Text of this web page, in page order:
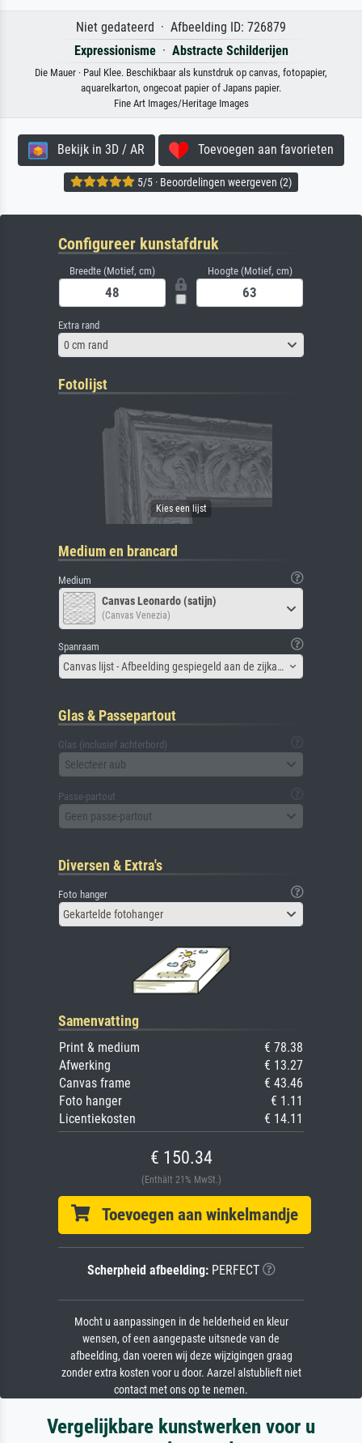
Niet gedateerd · Afbeelding ID: 726879
Expressionisme· Abstracte Schilderijen
Die Mauer · Paul Klee. Beschikbaar als kunstdruk op canvas, fotopapier,
aquarelkarton, ongecoat papier of Japans papier.
Fine Art Images/Heritage Images
Bekijk in 3D / AR Toevoegen aan favorieten
5/5 · Beoordelingen weergeven (2)
Configureer kunstafdruk
Breedte (Motief, cm) Hoogte (Motief, cm)
Extra rand
0 cm rand
Fotolijst
Medium en brancard
Medium
Canvas Leonardo (satijn)
(Canvas Venezia)
Spanraam
Canvas lijst - Afbeelding gespiegeld aan de zijkant
Glas & Passepartout
Glas (inclusief achterbord)
Selecteer aub
Passe-partout
Geen passe-partout
Diversen & Extra's
Foto hanger
Gekartelde fotohanger
Samenvatting
Print & medium
€ 78.38
Afwerking
€ 13.27
Canvas frame
€ 43.46
Foto hanger
€ 1.11
Licentiekosten
€ 14.11
€ 150.34
(Enthält 21% MwSt.)
Toevoegen aan winkelmandje
Scherpheid afbeelding:PERFECT
Mocht u aanpassingen in de helderheid en kleur
wensen, of een aangepaste uitsnede van de
afbeelding, dan voeren wij deze wijzigingen graag
zonder extra kosten voor u door. Aarzel alstublieft niet
contact met ons op te nemen.
Vergelijkbare kunstwerken voor u